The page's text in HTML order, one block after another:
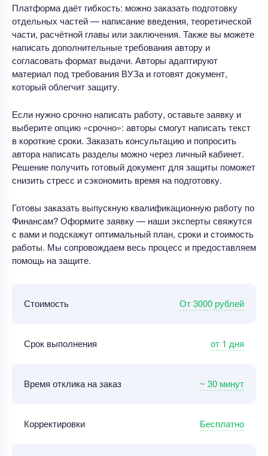
Платформа даёт гибкость: можно заказать подготовку
отдельных частей — написание введения, теоретической
части, расчётной главы или заключения. Также вы можете
написать дополнительные требования автору и
согласовать формат выдачи. Авторы адаптируют
материал под требования ВУЗа и готовят документ,
который облегчит защиту.
Если нужно срочно написать работу, оставьте заявку и
выберите опцию «срочно»: авторы смогут написать текст
в короткие сроки. Заказать консультацию и попросить
автора написать разделы можно через личный кабинет.
Решение получить готовый документ для защиты поможет
снизить стресс и сэкономить время на подготовку.
Готовы заказать выпускную квалификационную работу по
Финансам? Оформите заявку — наши эксперты свяжутся
с вами и подскажут оптимальный план, сроки и стоимость
работы. Мы сопровождаем весь процесс и предоставляем
помощь на защите.
Стоимость От 3000 рублей
Срок выполнения от 1 дня
Время отклика на заказ ~ 30 минут
Корректировки Бесплатно